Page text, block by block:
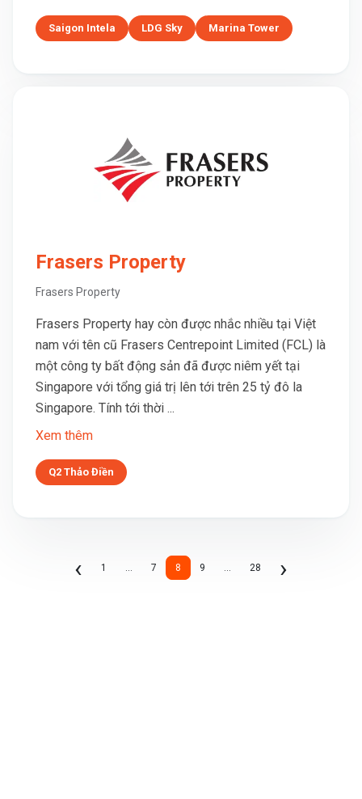
Saigon Intela LDG Sky Marina Tower
Frasers Property
Frasers Property
Frasers Property hay còn được nhắc nhiều tại Việt
nam với tên cũ Frasers Centrepoint Limited (FCL) là
một công ty bất động sản đã được niêm yết tại
Singapore với tổng giá trị lên tới trên 25 tỷ đô la
Singapore. Tính tới thời ...
Xem thêm
Q2 Thảo Điền
‹ Previous
1 ... 7 8(current)
9 ... 28 ›